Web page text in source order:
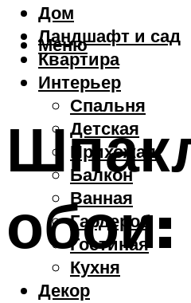
Дом
Ландшафт и сад
Квартира
Интерьер
Спальня
Детская
Прихожая
Балкон
Ванная
Гардероб
Гостиная
Кухня
Декор
Меню